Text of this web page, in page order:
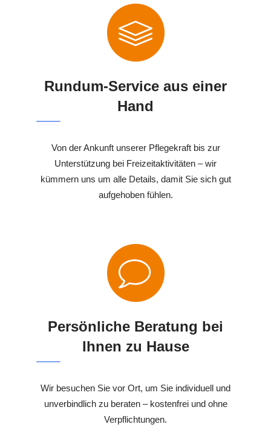
Rundum-Service aus einer
Hand
Von der Ankunft unserer Pflegekraft bis zur
Unterstützung bei Freizeitaktivitäten – wir
kümmern uns um alle Details, damit Sie sich gut
aufgehoben fühlen.
Persönliche Beratung bei
Ihnen zu Hause
Wir besuchen Sie vor Ort, um Sie individuell und
unverbindlich zu beraten – kostenfrei und ohne
Verpflichtungen.